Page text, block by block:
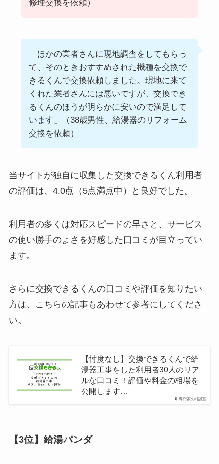
修理交換を依頼）
「ほかの業者さんに現地調査をしてもらっ
て、そのときおすすめされた機種を交換で
きるくんで交換依頼しました。現地に来て
くれた業者さんには悪いですが、交換でき
るくんのほうが明らかに安いので満足して
います」（38歳男性、給湯器のリフォーム
交換を依頼）
当サイトが独自に収集した交換できるくん利用者
の評価は、4.0点（5点満点中）と良好でした。
利用者の多くは対応スピードの早さと、サービス
の使い勝手のよさを好感した口コミが目立ってい
ます。
さらに交換できるくんの口コミや評価を知りたい
方は、こちらの記事もあわせて参考にしてくださ
い。
専門家の相談室
【忖度なし】交換できるくんで給
湯器工事をした利用者30人のリア
ルな口コミ！評価や料金の相場を
公開します…
【3位】給湯パンダ